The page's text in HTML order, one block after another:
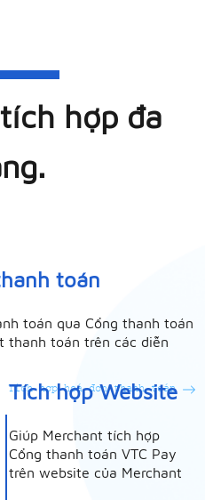
hợp đa
toán
toán qua Cổng thanh toán
thanh toán trên các diễn
Tích hợp hoá đơn thanh toán
Tích hợp Website
Giúp Merchant tích hợp
Cổng thanh toán VTC Pay
trên website của Merchant